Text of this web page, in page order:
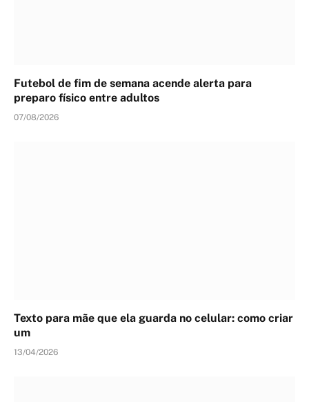
Futebol de fim de semana acende alerta para
preparo físico entre adultos
07/08/2026
Texto para mãe que ela guarda no celular: como criar
um
13/04/2026